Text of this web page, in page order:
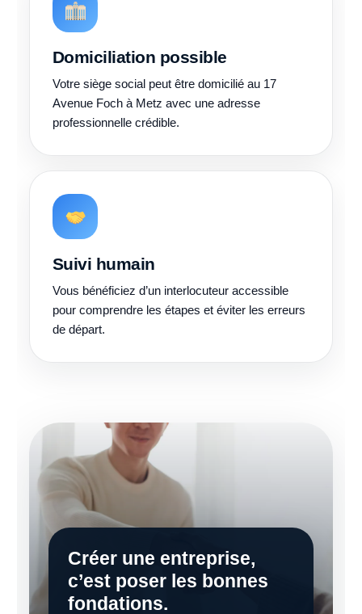
Domiciliation possible
Votre siège social peut être domicilié au 17
Avenue Foch à Metz avec une adresse
professionnelle crédible.
Suivi humain
Vous bénéficiez d’un interlocuteur accessible
pour comprendre les étapes et éviter les erreurs
de départ.
Créer une entreprise,
c’est poser les bonnes
fondations.